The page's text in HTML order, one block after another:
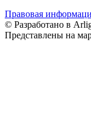
Правовая
© Разработано в
Представлены на